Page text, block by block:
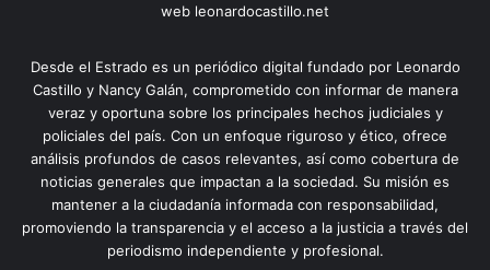
web leonardocastillo.net
Desde el Estrado es un periódico digital fundado por Leonardo
Castillo y Nancy Galán, comprometido con informar de manera
veraz y oportuna sobre los principales hechos judiciales y
policiales del país. Con un enfoque riguroso y ético, ofrece
análisis profundos de casos relevantes, así como cobertura de
noticias generales que impactan a la sociedad. Su misión es
mantener a la ciudadanía informada con responsabilidad,
promoviendo la transparencia y el acceso a la justicia a través del
periodismo independiente y profesional.